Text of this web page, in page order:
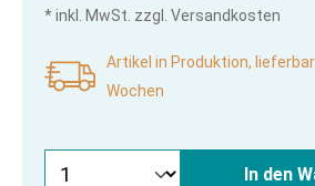
* inkl. MwSt. zzgl. Versandkosten
Artikel in Produktion,
Wochen
In den